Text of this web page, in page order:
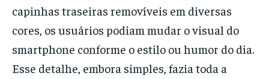
capinhas traseiras removíveis em diversas
cores, os usuários podiam mudar o visual do
smartphone conforme o estilo ou humor do dia.
Esse detalhe, embora simples, fazia toda a